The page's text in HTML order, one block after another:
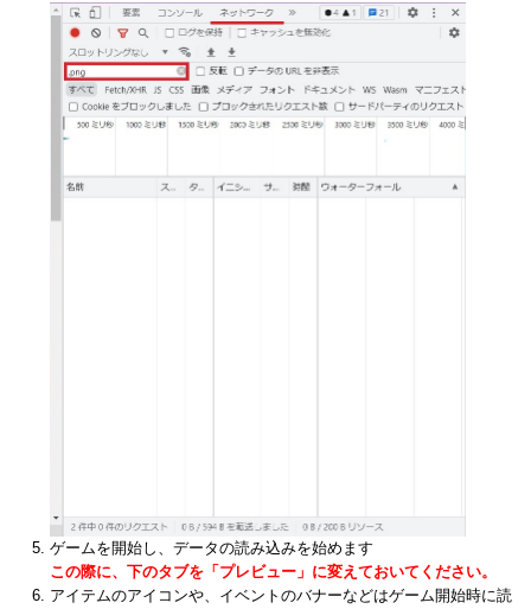
ゲームを開始し、データの読み込みを始めます
この際に、下のタブを「プレビュー」に変えておいてください。
アイテムのアイコンや、イベントのバナーなどはゲーム開始時に読